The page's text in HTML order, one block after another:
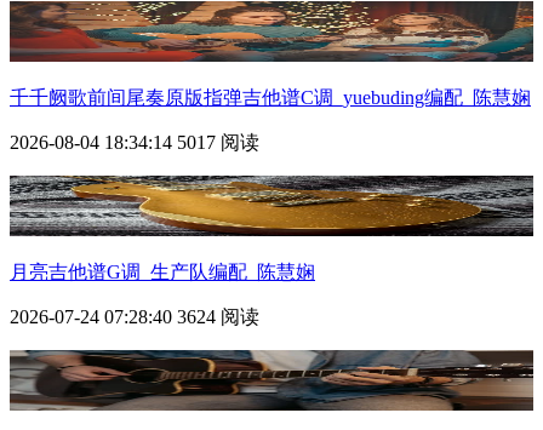
千千阙歌前间尾奏原版指弹吉他谱C调_yuebuding编配_陈慧娴
2026-08-04 18:34:14 5017 阅读
月亮吉他谱G调_生产队编配_陈慧娴
2026-07-24 07:28:40 3624 阅读